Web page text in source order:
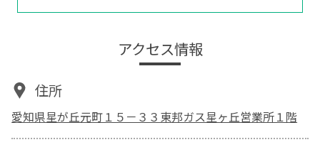
アクセス情報
住所
愛知県星が丘元町１５－３３東邦ガス星ヶ丘営業所１階